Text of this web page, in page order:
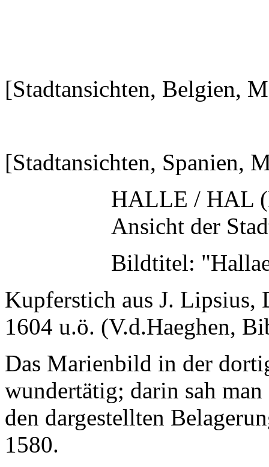
[Stadtansichten, Belgien,
[Stadtansichten, Spanien,
HALLE / HAL
Ansicht der
Bildtitel:
Kupferstich aus J. Lipsius,
1604 u.ö. (V.d.Haeghen,
Das Marienbild in der
wundertätig; darin sah
den dargestellten
1580.